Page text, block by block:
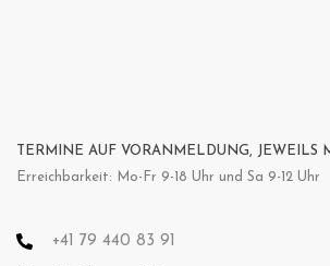
TERMINE AUF VORANMELDUNG, JEWEILS
Erreichbarkeit: Mo-Fr 9-18 Uhr und Sa 9-12 Uhr
+41 79 440 83 91